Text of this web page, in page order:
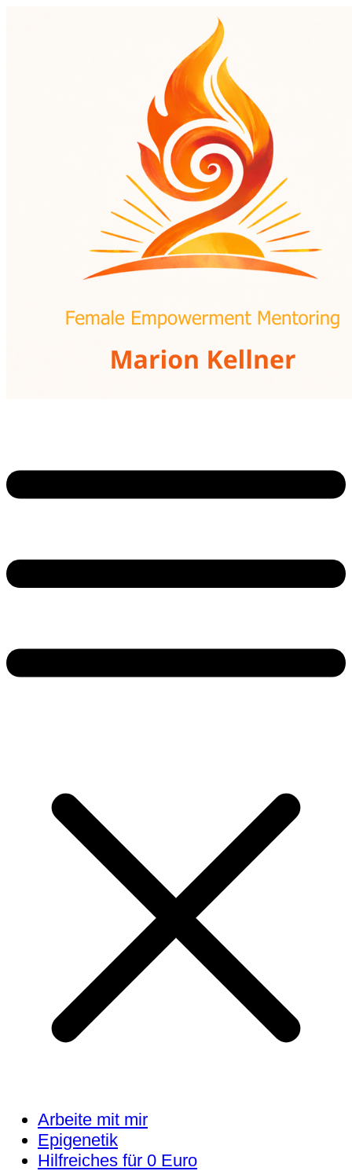
Arbeite mit mir
Epigenetik
Hilfreiches für 0 Euro